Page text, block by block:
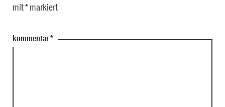
mit*markiert
kommentar*